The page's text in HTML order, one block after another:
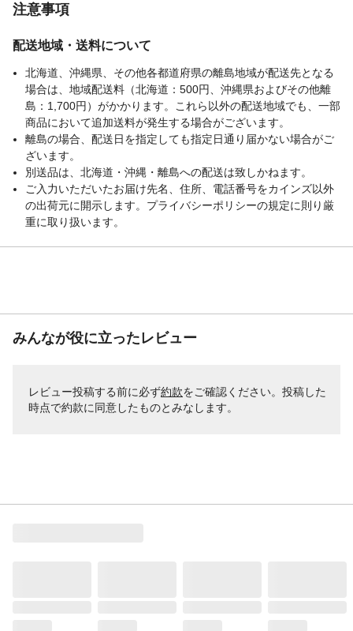
配合
エタノール、トルエン-2,5-ジアミン、パラ
アミノフェノール、など ●2剤/有効成分:過
酸化水素、その他の成分:ジエチレングリコ
ールモノエチルエーテル、水酸化カリウ
ム、など
付属品／セット内容
使用方法
1.専用ブラシに1剤と2剤を同量のせます
2.乾いた髪全体にムラなくなじませてくだ
さい 3.5分ほど放置した後、よくすすぎ、
す
膚アレルギー試験(パッチテスト)を毎回必ず
行ってください。●ご使用の際は使用説明書
をよく読んで正しくお使いください。など
使用量の目安
●ショートヘア約2回分 ●残った分は、次に
とっておけます
注意事項
配送地域・送料について
北海道、沖縄県、その他各都道府県の離島地域が配送先となる
場合は、地域配送料（北海道：500円、沖縄県およびその他離
島：1,700円）がかかります。これら以外の配送地域でも、一部
商品において追加送料が発生する場合がございます。
離島の場合、配送日を指定しても指定日通り届かない場合がご
ざいます。
別送品は、北海道・沖縄・離島への配送は致しかねます。
ご入力いただいたお届け先名、住所、電話番号をカインズ以外
の出荷元に開示します。プライバシーポリシーの規定に則り厳
重に取り扱います。
みんなが役に立ったレビュー
レビュー投稿する前に必ず約款をご確認ください。投稿した
時点で約款に同意したものとみなします。